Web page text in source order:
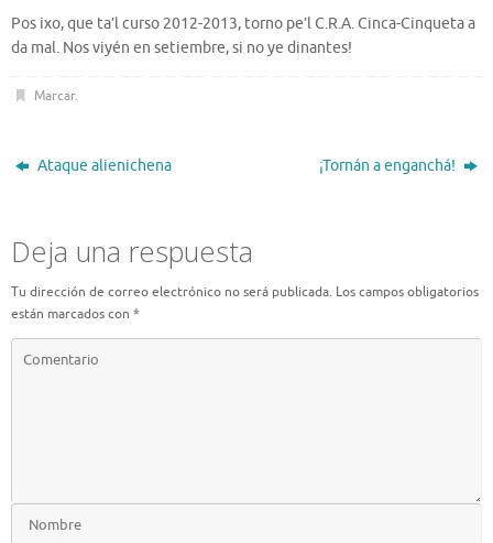
Pos ixo, que ta’l curso 2012-2013, torno pe’l C.R.A. Cinca-Cinqueta a
da mal. Nos viyén en setiembre, si no ye dinantes!
Marcar.
Ataque alienichena ¡Tornán a enganchá!
Deja una respuesta
Tu dirección de correo electrónico no será publicada. Los campos obligatorios
están marcados con *